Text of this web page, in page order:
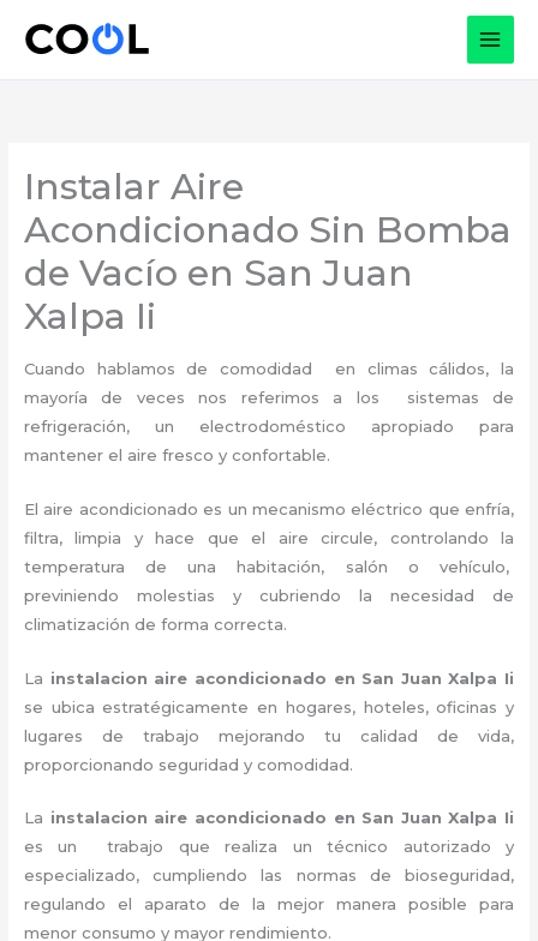
Instalar Aire
Acondicionado Sin Bomba
de Vacío en San Juan
Xalpa Ii
Cuando hablamos de comodidad en climas cálidos, la
mayoría de veces nos referimos a los sistemas de
refrigeración, un electrodoméstico apropiado para
mantener el aire fresco y confortable.
El aire acondicionado es un mecanismo eléctrico que enfría,
filtra, limpia y hace que el aire circule, controlando la
temperatura de una habitación, salón o vehículo,
previniendo molestias y cubriendo la necesidad de
climatización de forma correcta.
La instalacion aire acondicionado en San Juan Xalpa Ii
se ubica estratégicamente en hogares, hoteles, oficinas y
lugares de trabajo
mejorando tu calidad de vida,
proporcionando seguridad y comodidad.
La instalacion aire acondicionado en San Juan Xalpa Ii
es un
trabajo que realiza un técnico autorizado y
especializado, cumpliendo las normas de bioseguridad,
regulando el aparato de la mejor manera posible para
menor consumo y mayor rendimiento.